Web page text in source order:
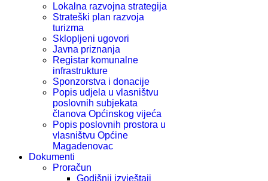
Lokalna razvojna strategija
Strateški plan razvoja
turizma
Sklopljeni ugovori
Javna priznanja
Registar komunalne
infrastrukture
Sponzorstva i donacije
Popis udjela u vlasništvu
poslovnih subjekata
članova Općinskog vijeća
Popis poslovnih prostora u
vlasništvu Općine
Magadenovac
Dokumenti
Proračun
Godišnji izvještaji